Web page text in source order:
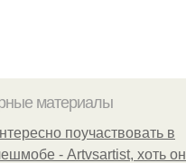
материалы
поучаствовать в
- Artvsartist, хоть он